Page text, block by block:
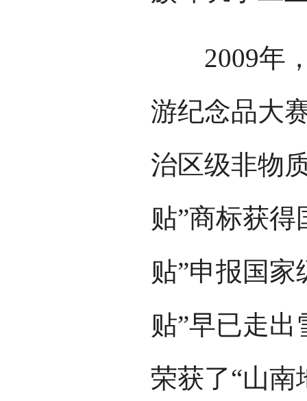
2009年，
游纪念品大
治区级非物
贴”商标获得
贴”申报国家
贴”早已走
荣获了“山南